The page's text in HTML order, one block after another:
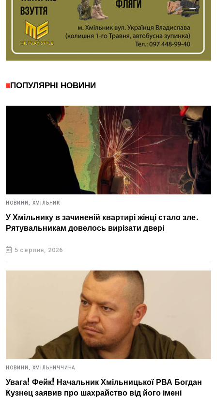
ПОПУЛЯРНІ НОВИНИ
НОВИНИ, ХМІЛЬНИК
У Хмільнику в зачиненій квартирі жінці стало зле.
Рятувальникам довелось вирізати двері
5 серпня, 2026
НОВИНИ, ХМІЛЬНИЧЧИНА
Увага! Фейк! Начальник Хмільницької РВА Богдан
Кузнец заявив про шахрайство від його імені